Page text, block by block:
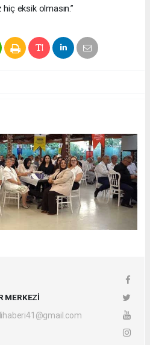
hiç eksik olmasın.”
MERKEZİ